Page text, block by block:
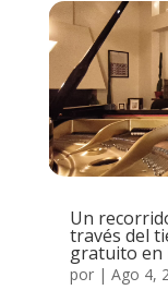
Un
través del
gratuito en
por | Ago 4,